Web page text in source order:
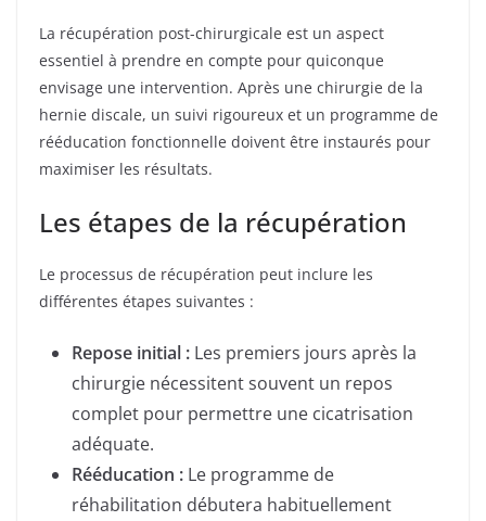
La récupération post-chirurgicale est un aspect
essentiel à prendre en compte pour quiconque
envisage une intervention. Après une chirurgie de la
hernie discale, un suivi rigoureux et un programme de
rééducation fonctionnelle doivent être instaurés pour
maximiser les résultats.
Les étapes de la récupération
Le processus de récupération peut inclure les
différentes étapes suivantes :
Repose initial : Les premiers jours après la
chirurgie nécessitent souvent un repos
complet pour permettre une cicatrisation
adéquate.
Rééducation : Le programme de
réhabilitation débutera habituellement